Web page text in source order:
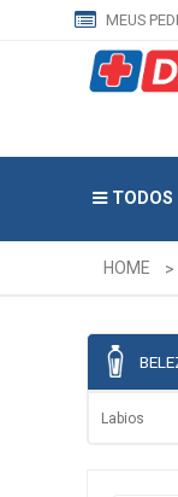
MEUS
TODOS
HOME
Labios
MAIL
E
EXCLUSIVAS.